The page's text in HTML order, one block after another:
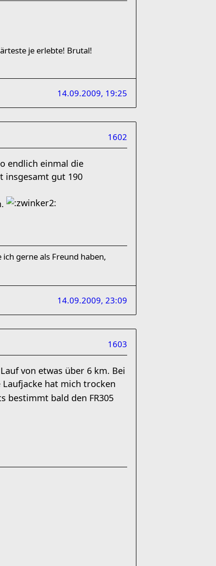
je erlebte! Brutal!
14.09.2009, 19:25
1602
endlich einmal die
insgesamt gut 190
gerne als Freund haben,
14.09.2009, 23:09
1603
von etwas über 6 km. Bei
hat mich trocken
bestimmt bald den FR305